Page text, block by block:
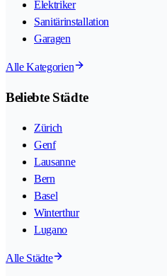
Elektriker
Sanitärinstallation
Garagen
Alle Kategorien
Beliebte Städte
Zürich
Genf
Lausanne
Bern
Basel
Winterthur
Lugano
Alle Städte